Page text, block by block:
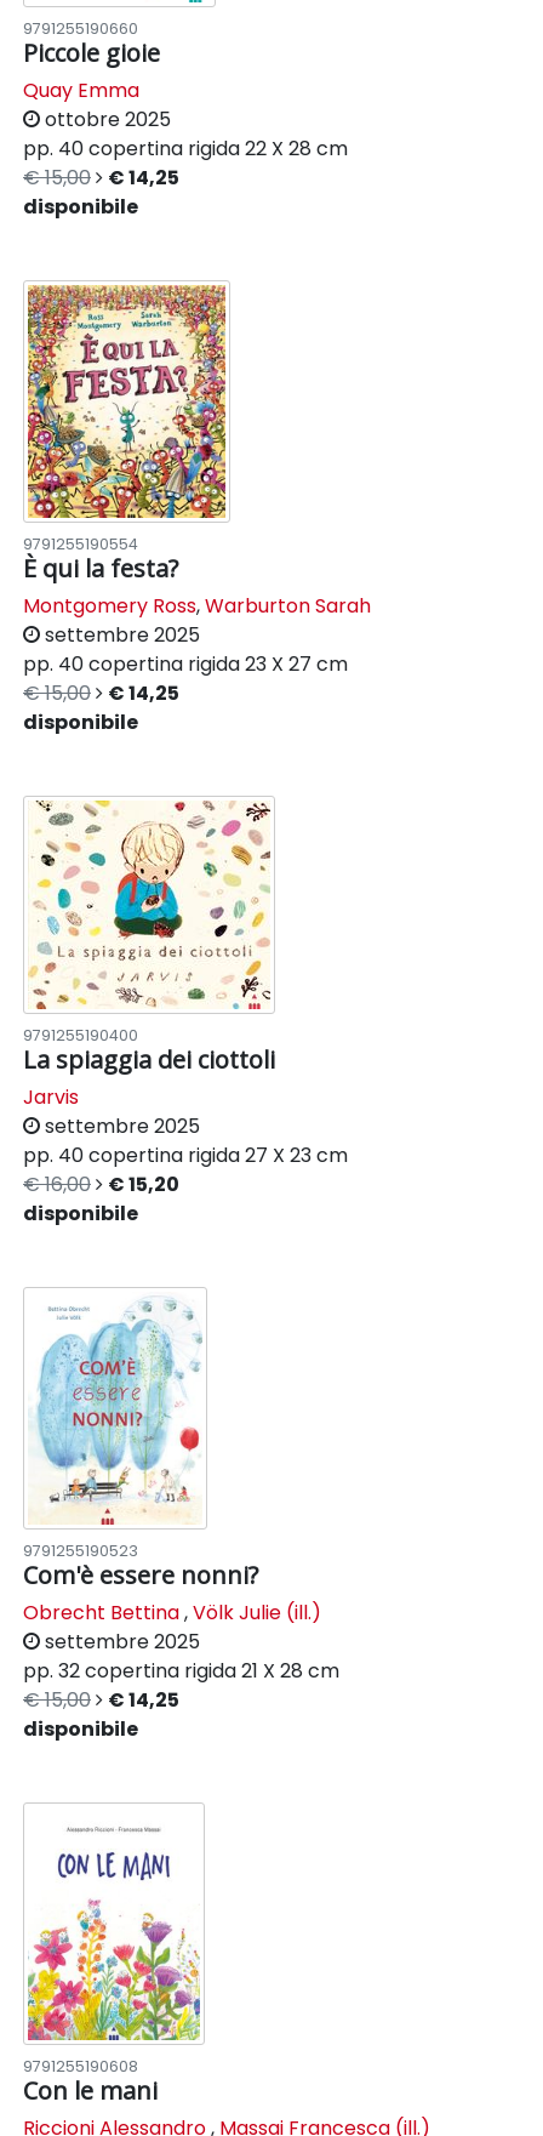
9791255190660
Piccole gioie
Quay Emma
ottobre 2025
pp. 40copertina rigida22 X 28 cm
€ 15,00
€ 14,25
disponibile
9791255190554
È qui la festa?
Montgomery Ross,Warburton Sarah
settembre 2025
pp. 40copertina rigida23 X 27 cm
€ 15,00
€ 14,25
disponibile
9791255190400
La spiaggia dei ciottoli
Jarvis
settembre 2025
pp. 40copertina rigida27 X 23 cm
€ 16,00
€ 15,20
disponibile
9791255190523
Com'è essere nonni?
Obrecht Bettina,Völk Julie (ill.)
settembre 2025
pp. 32copertina rigida21 X 28 cm
€ 15,00
€ 14,25
disponibile
9791255190608
Con le mani
Riccioni Alessandro, Massai Francesca (ill.)